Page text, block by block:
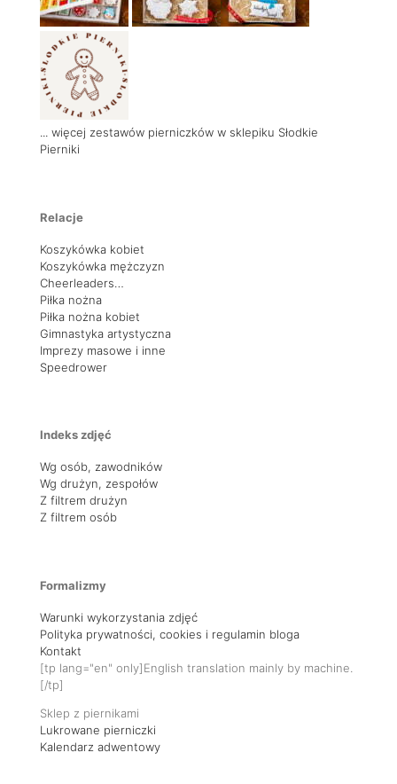
... więcej zestawów pierniczków w sklepiku Słodkie
Pierniki
Relacje
Koszykówka kobiet
Koszykówka mężczyzn
Cheerleaders…
Piłka nożna
Piłka nożna kobiet
Gimnastyka artystyczna
Imprezy masowe i inne
Speedrower
Indeks zdjęć
Wg osób, zawodników
Wg drużyn, zespołów
Z filtrem drużyn
Z filtrem osób
Formalizmy
Warunki wykorzystania zdjęć
Polityka prywatności, cookies i regulamin bloga
Kontakt
[tp lang="en" only]English translation mainly by machine.
[/tp]
Sklep z piernikami
Lukrowane pierniczki
Kalendarz adwentowy